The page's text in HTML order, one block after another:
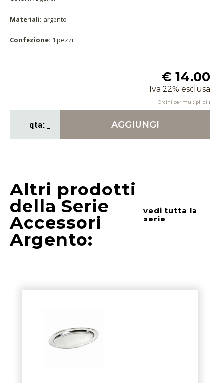
Materiali: argento
Confezione: 1 pezzi
€ 14.00
Iva 22% esclusa
Ordini per multipli di 1
AGGIUNGI
Altri prodotti
della Serie
Accessori
Argento:
vedi tutta la
serie